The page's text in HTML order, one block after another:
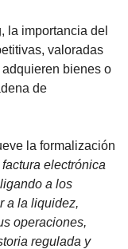
la importancia del
valoradas
bienes o
de
la formalización
electrónica
a los
a la liquidez,
operaciones,
regulada y